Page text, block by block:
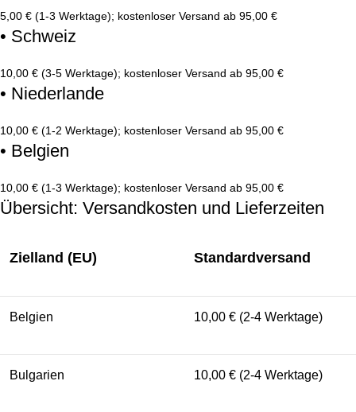
5,00 € (1-3 Werktage); kostenloser Versand ab 95,00 €
• Schweiz
10,00 € (3-5 Werktage); kostenloser Versand ab 95,00 €
• Niederlande
10,00 € (1-2 Werktage); kostenloser Versand ab 95,00 €
• Belgien
10,00 € (1-3 Werktage); kostenloser Versand ab 95,00 €
Übersicht: Versandkosten und Lieferzeiten
Zielland (EU) Standardversand
Belgien 10,00 € (2-4 Werktage)
Bulgarien 10,00 € (2-4 Werktage)